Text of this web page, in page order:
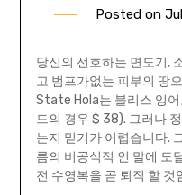
Posted on
당신의 선호하는 면도기,
고 범프가없는 피부의 땅
State Hola는 블리스 잉
드의 경우 $ 38). 그러나
는지 믿기가 어렵습니다.
름의 비공식적 인 말에 도
전 수영복을 곧 퇴직 ​​할